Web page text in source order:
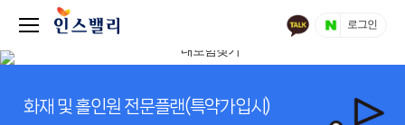
로그인
화재 및 홀인원 전문플랜(특약가입시)